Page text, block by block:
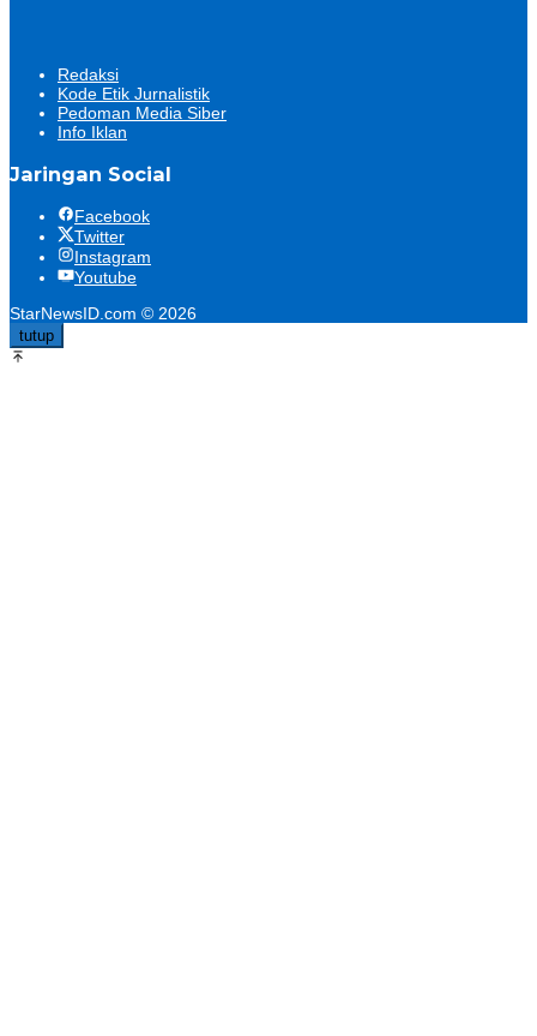
Redaksi
Kode Etik Jurnalistik
Pedoman Media Siber
Info Iklan
Jaringan Social
Facebook
Twitter
Instagram
Youtube
StarNewsID.com © 2026
tutup